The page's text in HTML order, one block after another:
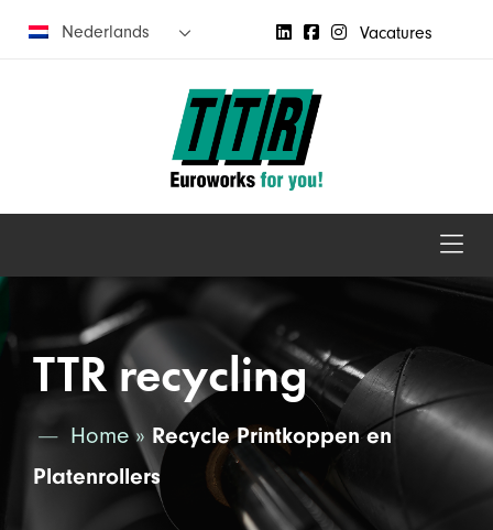
Nederlands Vacatures
TTR recycling
Home» Recycle Printkoppen en
Platenrollers